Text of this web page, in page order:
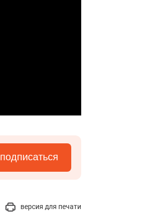
подписаться
версия для печати